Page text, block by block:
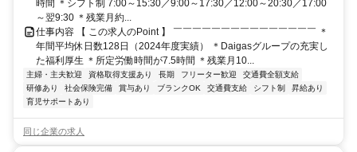
時間 ＊シフト制 7:00～15:30／9:00～17:30／12:00～20:30／17:00
～翌9:30 ＊残業月約...
仕事内容 【 この求人のPoint 】 ￣￣￣￣￣￣￣￣￣￣￣￣￣￣￣ ＊
年間平均休日数128日（2024年度実績） ＊Daigasグループの充実し
た福利厚生 ＊所定労働時間が7.5時間 ＊残業月10...
主婦・主夫歓迎 資格取得支援あり 長期 フリーター歓迎
交通費全額支給
研修あり
社会保険完備 賞与あり ブランクOK 交通費支給 シフト制
昇給あり
育児サポートあり
同じ企業の求人